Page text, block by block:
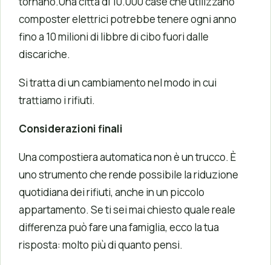
composter elettrici potrebbe tenere ogni anno
fino a 10 milioni di libbre di cibo fuori dalle
discariche.
Si tratta di un cambiamento nel modo in cui
trattiamo i rifiuti.
Considerazioni finali
Una compostiera automatica non è un trucco. È
uno strumento che rende possibile la riduzione
quotidiana dei rifiuti, anche in un piccolo
appartamento. Se ti sei mai chiesto quale reale
differenza può fare una famiglia, ecco la tua
risposta: molto più di quanto pensi.